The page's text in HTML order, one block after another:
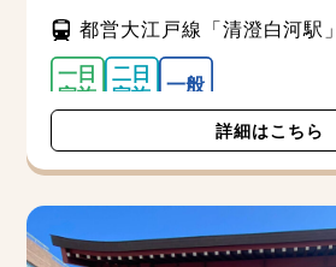
都営大江戸線「清澄白河駅
詳細はこちら